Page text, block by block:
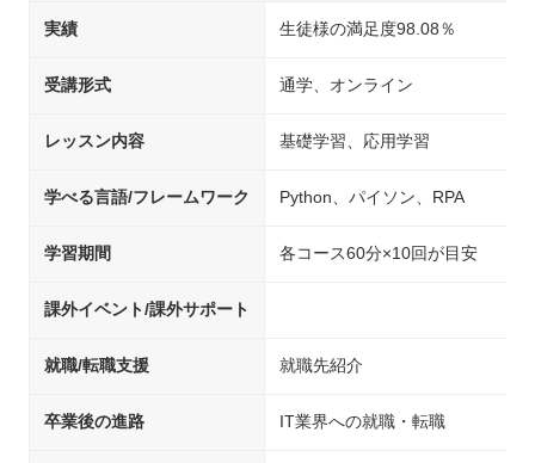
実績 生徒様の満足度98.08％
受講形式 通学、オンライン
レッスン内容 基礎学習、応用学習
学べる言語/フレームワーク Python、パイソン、RPA
学習期間 各コース60分×10回が目安
課外イベント/課外サポート
就職/転職支援 就職先紹介
卒業後の進路 IT業界への就職・転職